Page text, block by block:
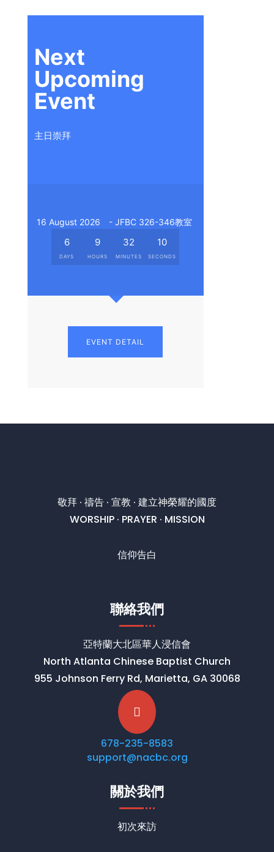
Next
Upcoming
Event
主日崇拜
16 August 2026 - JFBC 326-346教室
6
DAYS
9
HOURS
32
MINUTES
9
SECONDS
EVENT DETAIL
敬拜 · 禱告 · 宣教 · 建立神榮耀的國度
WORSHIP · PRAYER · MISSION
信仰告白
聯絡我們
亞特蘭大北區華人浸信會
North Atlanta Chinese Baptist Church
955 Johnson Ferry Rd, Marietta, GA 30068

678-235-8583
support@nacbc.org
關於我們
初次來訪